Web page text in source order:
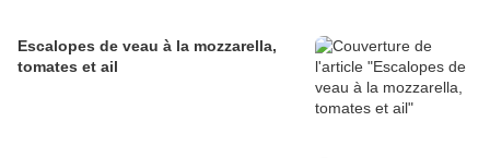
Escalopes de veau à la mozzarella,
tomates et ail